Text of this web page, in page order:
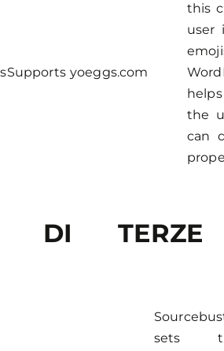
yoeggs.com
this
user
the
can
DI TERZE
sets